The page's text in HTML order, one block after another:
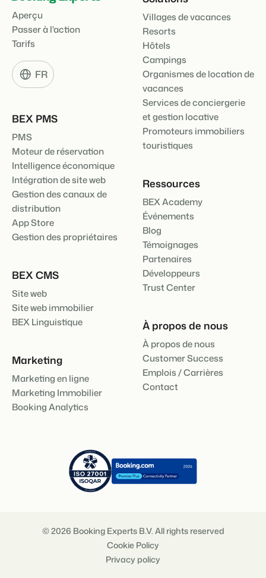
Aperçu
Passer à l'action
Tarifs
FR
BEX PMS
PMS
Moteur de réservation
Intelligence économique
Intégration de site web
Gestion des canaux de
distribution
App Store
Gestion des propriétaires
BEX CMS
Site web
Site web immobilier
BEX Linguistique
Marketing
Marketing en ligne
Marketing Immobilier
Booking Analytics
Villages de vacances
Resorts
Hôtels
Campings
Organismes de location de
vacances
Services de conciergerie
et gestion locative
Promoteurs immobiliers
touristiques
Ressources
BEX Academy
Événements
Blog
Témoignages
Partenaires
Développeurs
Trust Center
À propos de nous
À propos de nous
Customer Success
Emplois / Carrières
Contact
© 2026 Booking Experts B.V. All rights reserved
Cookie Policy
Privacy policy